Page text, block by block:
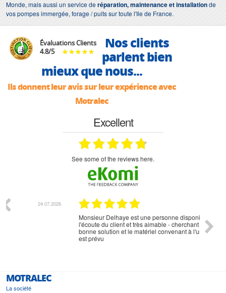
Monde, mais aussi un service deréparation, maintenance et installationde
vos pompes immergée, forage / puits sur toute l'Ile de France.
Évaluations Clients
4.8/5
Nos clients
parlent bien
mieux que nous...
Ils donnent leur avis sur leur expérience avec
Motralec
Excellent
see some of the reviews here.
Monsieur Delhaye est une personne disponible, à
l'écoute du client et très aimable - cherchant toujours la
bonne solution et le matériel convenant à l'usage qui en
MOTRALEC
La société